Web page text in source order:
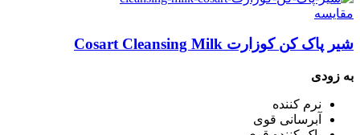
مقایسه
شیر پاک کن کوزارت Cosart Cleansing Milk
به زودی
نرم کننده
آبرسانی قوی